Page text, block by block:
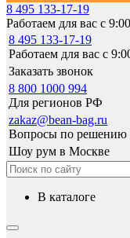
8 495 133-17-19
Работаем для вас с
8 495 133-17-19
Работаем для вас с
Заказать звонок
8 800 1000 994
Для регионов РФ
zakaz@bean-bag.ru
Вопросы по решению
Шоу рум в Москве
в каталоге